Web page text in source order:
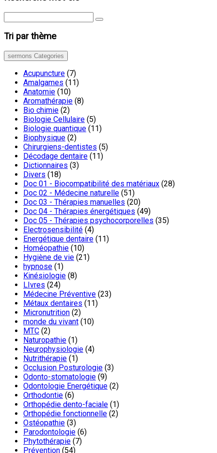
Tri par thème
sermons Categories
Acupuncture (7)
Amalgames (11)
Anatomie (10)
Aromathérapie (8)
Bio chimie (2)
Biologie Cellulaire (5)
Biologie quantique (11)
Biophysique (2)
Chirurgiens-dentistes (5)
Décodage dentaire (11)
Dictionnaires (3)
Divers (18)
Doc 01 - Biocompatibilité des matériaux (28)
Doc 02 - Médecine naturelle (51)
Doc 03 - Thérapies manuelles (20)
Doc 04 - Thérapies énergétiques (49)
Doc 05 - Thérapies psychocorporelles (35)
Electrosensibilité (4)
Energétique dentaire (11)
Homéopathie (10)
Hygiène de vie (21)
hypnose (1)
Kinésiologie (8)
LIvres (24)
Médecine Préventive (23)
Métaux dentaires (11)
Micronutrition (2)
monde du vivant (10)
MTC (2)
Naturopathie (1)
Neurophysiologie (4)
Nutrithérapie (1)
Occlusion Posturologie (3)
Odonto-stomatologie (9)
Odontologie Energétique (2)
Orthodontie (6)
Orthopédie dento-faciale (1)
Orthopédie fonctionnelle (2)
Ostéopathie (3)
Parodontologie (6)
Phytothérapie (7)
Prévention (54)